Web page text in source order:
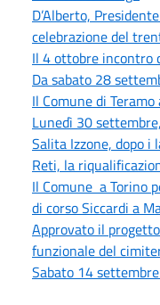
D’Alberto,
celebrazione del
Il 4 ottobre incontro
Da sabato 28
Il Comune di
Lunedì 30
Salita Izzone, dopo i
Reti, la
Il Comune a Torino
di corso Siccardi a
Approvato il
funzionale del
Sabato 14